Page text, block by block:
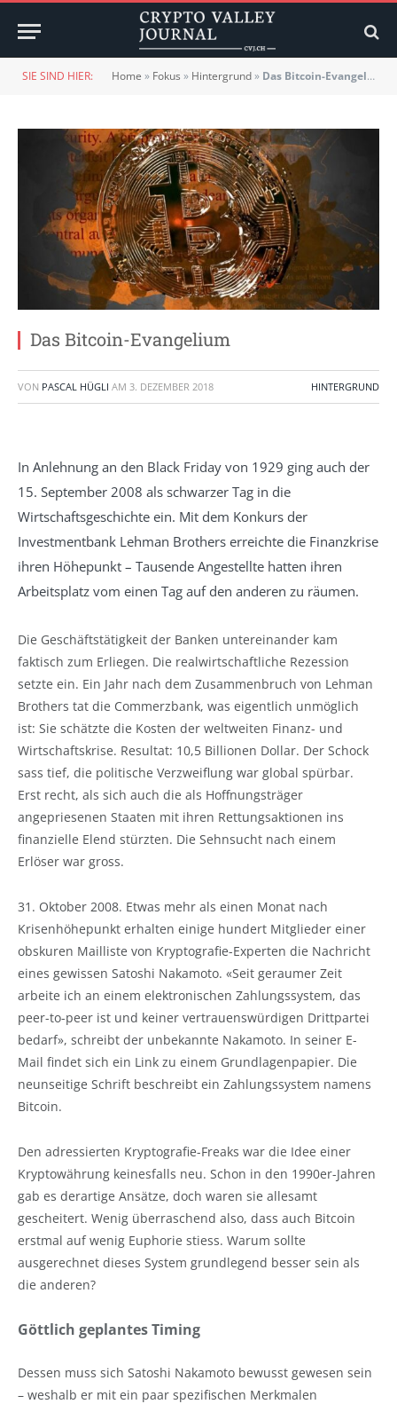
SIE SIND HIER: Home » Fokus » Hintergrund» Das Bitcoin-Evangelium
Das Bitcoin-Evangelium
VON PASCAL HÜGLI AM 3. DEZEMBER 2018 HINTERGRUND
In Anlehnung an den Black Friday von 1929 ging auch der
15. September 2008 als schwarzer Tag in die
Wirtschaftsgeschichte ein. Mit dem Konkurs der
Investmentbank Lehman Brothers erreichte die Finanzkrise
ihren Höhepunkt – Tausende Angestellte hatten ihren
Arbeitsplatz vom einen Tag auf den anderen zu räumen.
Die Geschäftstätigkeit der Banken untereinander kam
faktisch zum Erliegen. Die realwirtschaftliche Rezession
setzte ein. Ein Jahr nach dem Zusammenbruch von Lehman
Brothers tat die Commerzbank, was eigentlich unmöglich
ist: Sie schätzte die Kosten der weltweiten Finanz- und
Wirtschaftskrise. Resultat: 10,5 Billionen Dollar. Der Schock
sass tief, die politische Verzweiflung war global spürbar.
Erst recht, als sich auch die als Hoffnungsträger
angepriesenen Staaten mit ihren Rettungsaktionen ins
finanzielle Elend stürzten. Die Sehnsucht nach einem
Erlöser war gross.
31. Oktober 2008. Etwas mehr als einen Monat nach
Krisenhöhepunkt erhalten einige hundert Mitglieder einer
obskuren Mailliste von Kryptografie-Experten die Nachricht
eines gewissen Satoshi Nakamoto. «Seit geraumer Zeit
arbeite ich an einem elektronischen Zahlungssystem, das
peer-to-peer ist und keiner vertrauenswürdigen Drittpartei
bedarf», schreibt der unbekannte Nakamoto. In seiner E-
Mail findet sich ein Link zu einem Grundlagenpapier. Die
neunseitige Schrift beschreibt ein Zahlungssystem namens
Bitcoin.
Den adressierten Kryptografie-Freaks war die Idee einer
Kryptowährung keinesfalls neu. Schon in den 1990er-Jahren
gab es derartige Ansätze, doch waren sie allesamt
gescheitert. Wenig überraschend also, dass auch Bitcoin
erstmal auf wenig Euphorie stiess. Warum sollte
ausgerechnet dieses System grundlegend besser sein als
die anderen?
Göttlich geplantes Timing
Dessen muss sich Satoshi Nakamoto bewusst gewesen sein
– weshalb er mit ein paar spezifischen Merkmalen